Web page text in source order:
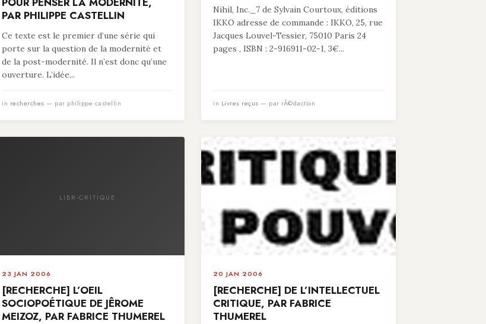
PAR PHILIPPE CASTELLIN
Ce texte est le premier d’une série qui
porte sur la question de la modernité et
de la post-modernité. Il n’est donc qu’une
ouverture. L’idée...
in recherches — par philippe castellin
Nihil, Inc._7 de Sylvain Courtoux, éditions
IKKO adresse de commande : IKKO, 25, rue
Jacques Louvel-Tessier, 75010 Paris 24
pages , ISBN : 2-916911-02-1, 3€...
in Livres reçus — par rÃ©daction
LIBR-CRITIQUE
23 JAN 2006
[RECHERCHE] L’OEIL
SOCIOPOÉTIQUE DE JÊROME
MEIZOZ, PAR FABRICE THUMEREL
20 JAN 2006
[RECHERCHE] DE L’INTELLECTUEL
CRITIQUE, PAR FABRICE
THUMEREL